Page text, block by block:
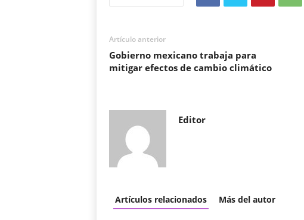
Artículo anterior
Gobierno mexicano trabaja para
mitigar efectos de cambio climático
Editor
Artículos relacionados Más del autor